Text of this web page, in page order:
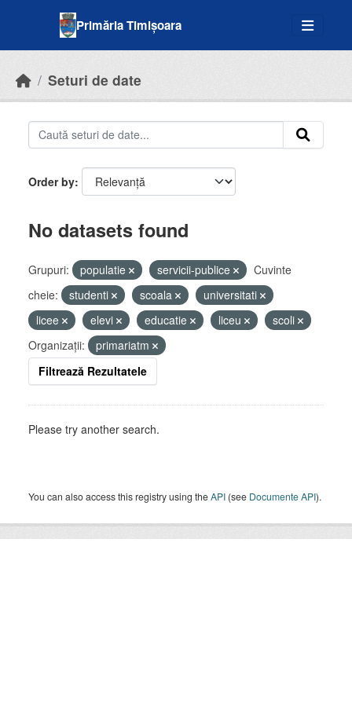
Primăria Timișoara
Seturi de date
Order by
No datasets found
Grupuri: populatie servicii-publice
Cuvinte
cheie:
studenti scoala
universitati
licee
elevi educatie liceu
scoli
Organizații:
primariatm
Filtrează Rezultatele
Please try another search.
You can also access this registry using theAPI (see Documente API).